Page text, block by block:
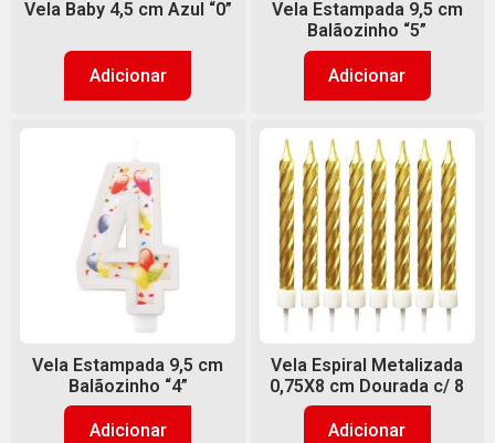
Vela Baby 4,5 cm Azul “0”
Adicionar
Vela Estampada 9,5 cm
Balãozinho “5”
Adicionar
Vela Estampada 9,5 cm
Balãozinho “4”
Adicionar
Vela Espiral Metalizada
0,75X8 cm Dourada c/ 8
Adicionar